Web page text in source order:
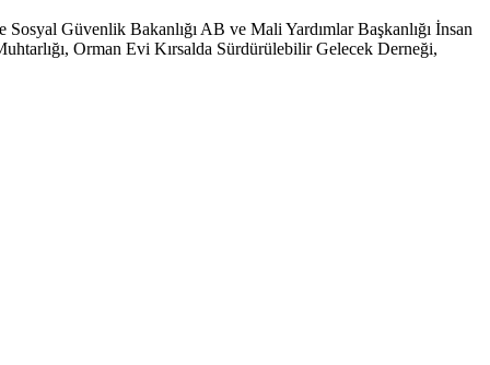
Sosyal Güvenlik Bakanlığı AB ve Mali Yardımlar Başkanlığı İnsan
Orman Evi Kırsalda Sürdürülebilir Gelecek Derneği,